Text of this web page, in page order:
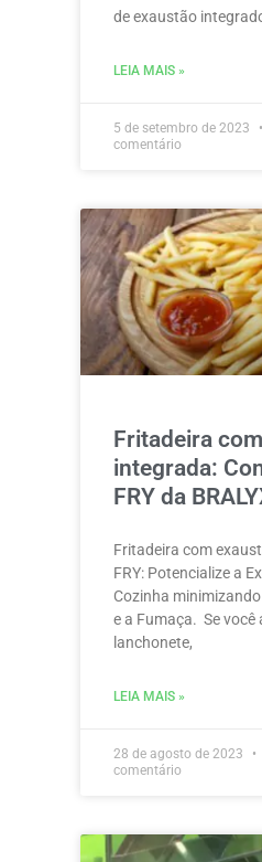
de exaustão
LEIA MAIS »
5 de setembro de 2023
comentário
Fritadeira
integrada:
FRY da
Fritadeira com
FRY: Potencialize a
Cozinha
e a Fumaça. Se
lanchonete,
LEIA MAIS »
28 de agosto de 2023
comentário